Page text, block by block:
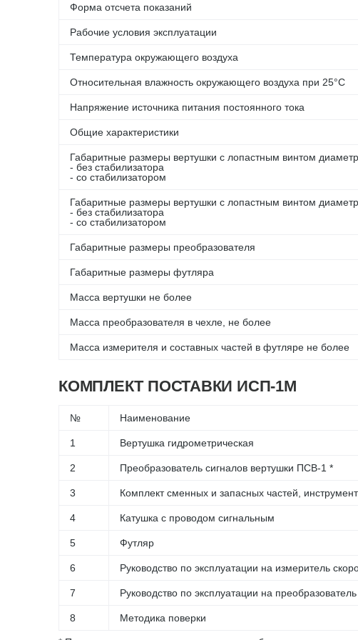
Форма отсчета показаний
Рабочие условия эксплуатации
Температура окружающего воздуха
Относительная влажность окружающего воздуха при 25°С
Напряжение источника питания постоянного тока
Общие характеристики
Габаритные размеры вертушки с лопастным винтом
- без стабилизатора
- со стабилизатором
Габаритные размеры вертушки с лопастным винтом
- без стабилизатора
- со стабилизатором
Габаритные размеры преобразователя
Габаритные размеры футляра
Масса вертушки не более
Масса преобразователя в чехле, не более
Масса измерителя и составных частей в футляре не более
КОМПЛЕКТ ПОСТАВКИ ИСП-1М
№ Наименование
1 Вертушка гидрометрическая
2 Преобразователь сигналов вертушки ПСВ-1 *
3 Комплект сменных и запасных частей,
4 Катушка с проводом сигнальным
5 Футляр
6 Руководство по эксплуатации на измеритель
7 Руководство по эксплуатации на
8 Методика поверки